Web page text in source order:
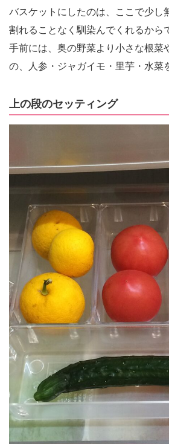
バスケットにしたのは、ここで少し
割れることなく馴染んでくれるから
手前には、奥の野菜より小さな根菜
の、人参・ジャガイモ・里芋・水菜
上の段のセッティング